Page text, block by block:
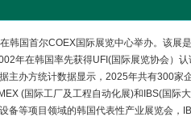
韩国首尔COEX国际展览中心举办。该展
年在韩国率先获得UFI(国际展览协会）
主办方统计数据显示，2025年共有300家
(国际工厂及工程自动化展)和IBS(国际
备等项目领域的韩国代表性产业展览会，